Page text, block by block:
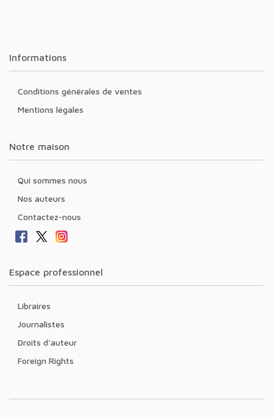
Informations
Conditions générales de ventes
Mentions légales
Notre maison
Qui sommes nous
Nos auteurs
Contactez-nous
Espace professionnel
Libraires
Journalistes
Droits d'auteur
Foreign Rights